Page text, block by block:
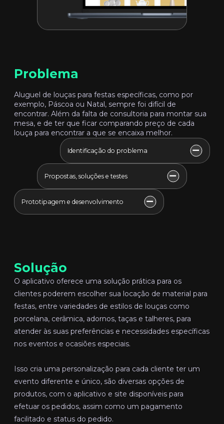
Problema
Aluguel de louças para festas específicas, como por
exemplo, Páscoa ou Natal, sempre foi difícil de
encontrar. Além da falta de consultoria para montar sua
mesa, e de ter que ficar comparando preço de cada
louça para encontrar a que se encaixa melhor.
Identificação do problema
Propostas, soluções e testes
Prototipagem e desenvolvimento
Solução
O aplicativo oferece uma solução prática para os
clientes poderem escolher sua locação de material para
festas, entre variedades de estilos de louças como
porcelana, cerâmica, adornos, taças e talheres, para
atender às suas preferências e necessidades específicas
nos eventos e ocasiões especiais.
Isso cria uma personalização para cada cliente ter um
evento diferente e único, são diversas opções de
produtos, com o aplicativo e site disponíveis para
efetuar os pedidos, assim como um pagamento
facilitado e status do pedido.